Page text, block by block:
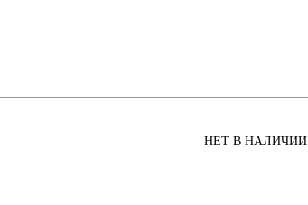
НЕТ В НАЛИЧИИ